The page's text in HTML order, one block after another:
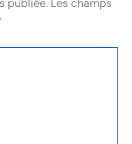
publiée. Les champs